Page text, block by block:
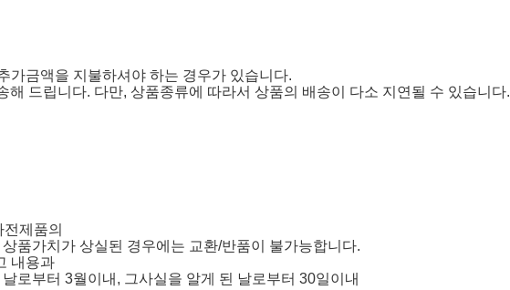
가금액을 지불하셔야 하는 경우가 있습니다.
해 드립니다. 다만, 상품종류에 따라서 상품의 배송이 다소 지연될 수 있습니다.
제품의
품가치가 상실된 경우에는 교환/반품이 불가능합니다.
내용과
로부터 3월이내, 그사실을 알게 된 날로부터 30일이내